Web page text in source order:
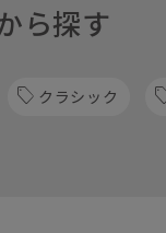
ら探す
クラシック